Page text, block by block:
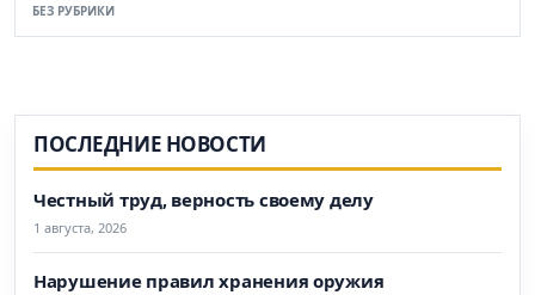
БЕЗ РУБРИКИ
ПОСЛЕДНИЕ НОВОСТИ
Честный труд, верность своему делу
1 августа, 2026
Нарушение правил хранения оружия